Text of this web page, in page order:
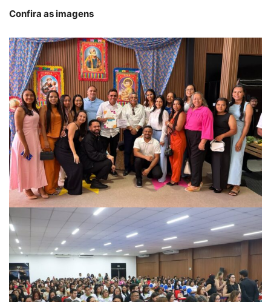
Confira as imagens